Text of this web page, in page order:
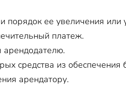
порядок ее увеличения или
платеж.
арендодателю.
средства из обеспечения
арендатору.